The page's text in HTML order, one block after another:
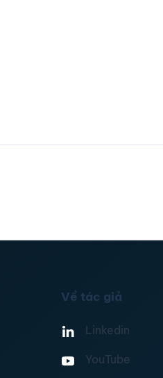
Về tác giả
Linkedin
YouTube